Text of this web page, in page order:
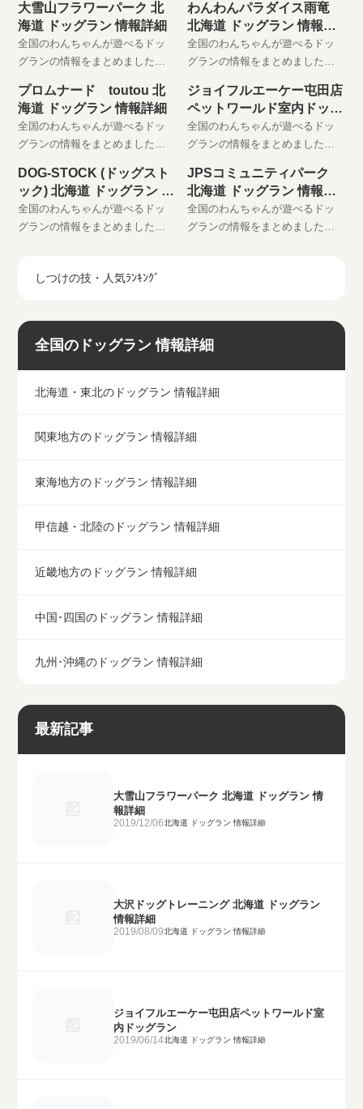
ごしください。 是非、お気に入
りに登録してください。
ごしください。 是非、お気に入
りに登録してください。
大雪山フラワーパーク 北
海道 ドッグラン 情報詳細
全国のわんちゃんが遊べるドッ
グランの情報をまとめました。
ごしください。 是非、お気に入
りに登録してください。
わんわんパラダイス雨竜
北海道 ドッグラン 情報詳
細
全国のわんちゃんが遊べるドッ
グランの情報をまとめました。
ごしください。 是非、お気に入
りに登録してください。
プロムナード toutou 北
海道 ドッグラン 情報詳細
全国のわんちゃんが遊べるドッ
グランの情報をまとめました。
ごしください。 是非、お気に入
りに登録してください。
ジョイフルエーケー屯田店
ペットワールド室内ドッグ
ラン
全国のわんちゃんが遊べるドッ
グランの情報をまとめました。
ごしください。 是非、お気に入
りに登録してください。
DOG-STOCK (ドッグスト
ック) 北海道 ドッグラン 情
報詳細
全国のわんちゃんが遊べるドッ
グランの情報をまとめました。
りに登録してください。
JPSコミュニティパーク
北海道 ドッグラン 情報詳
細
全国のわんちゃんが遊べるドッ
グランの情報をまとめました。
しつけの技・人気ﾗﾝｷﾝｸﾞ
全国のドッグラン 情報詳細
北海道・東北のドッグラン 情報詳細
関東地方のドッグラン 情報詳細
東海地方のドッグラン 情報詳細
甲信越・北陸のドッグラン 情報詳細
近畿地方のドッグラン 情報詳細
中国･四国のドッグラン 情報詳細
九州･沖縄のドッグラン 情報詳細
最新記事
大雪山フラワーパーク 北海道 ドッグラン 情
報詳細
2019/12/06北海道 ドッグラン 情報詳細
大沢ドッグトレーニング 北海道 ドッグラン
情報詳細
2019/08/09北海道 ドッグラン 情報詳細
ジョイフルエーケー屯田店ペットワールド室
内ドッグラン
2019/06/14北海道 ドッグラン 情報詳細